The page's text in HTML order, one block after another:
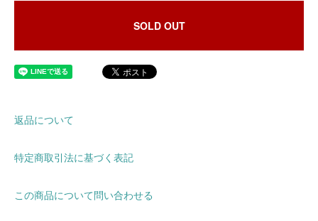
SOLD OUT
返品について
特定商取引法に基づく表記
この商品について問い合わせる